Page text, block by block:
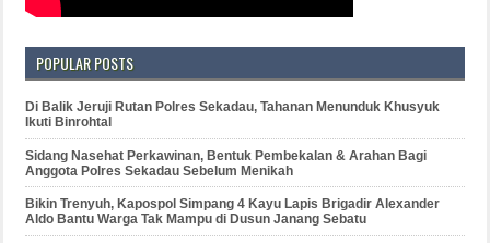
POPULAR POSTS
Di Balik Jeruji Rutan Polres Sekadau, Tahanan Menunduk Khusyuk
Ikuti Binrohtal
Sidang Nasehat Perkawinan, Bentuk Pembekalan & Arahan Bagi
Anggota Polres Sekadau Sebelum Menikah
Bikin Trenyuh, Kapospol Simpang 4 Kayu Lapis Brigadir Alexander
Aldo Bantu Warga Tak Mampu di Dusun Janang Sebatu